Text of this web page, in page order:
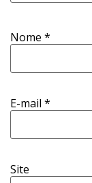
Nome *
E-mail *
Site